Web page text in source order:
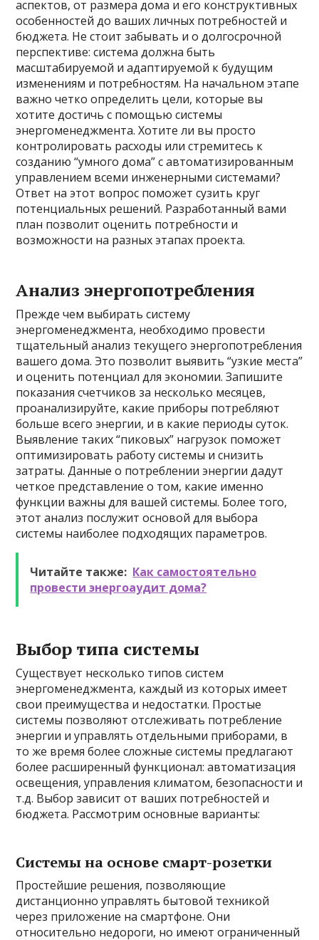
аспектов, от размера дома и его конструктивных
особенностей до ваших личных потребностей и
бюджета. Не стоит забывать и о долгосрочной
перспективе: система должна быть
масштабируемой и адаптируемой к будущим
изменениям и потребностям. На начальном этапе
важно четко определить цели, которые вы
хотите достичь с помощью системы
энергоменеджмента. Хотите ли вы просто
контролировать расходы или стремитесь к
созданию “умного дома” с автоматизированным
управлением всеми инженерными системами?
Ответ на этот вопрос поможет сузить круг
потенциальных решений. Разработанный вами
план позволит оценить потребности и
возможности на разных этапах проекта.
Анализ энергопотребления
Прежде чем выбирать систему
энергоменеджмента, необходимо провести
тщательный анализ текущего энергопотребления
вашего дома. Это позволит выявить “узкие места”
и оценить потенциал для экономии. Запишите
показания счетчиков за несколько месяцев,
проанализируйте, какие приборы потребляют
больше всего энергии, и в какие периоды суток.
Выявление таких “пиковых” нагрузок поможет
оптимизировать работу системы и снизить
затраты. Данные о потреблении энергии дадут
четкое представление о том, какие именно
функции важны для вашей системы. Более того,
этот анализ послужит основой для выбора
системы наиболее подходящих параметров.
Читайте также: Как самостоятельно
провести энергоаудит дома?
Выбор типа системы
Существует несколько типов систем
энергоменеджмента, каждый из которых имеет
свои преимущества и недостатки. Простые
системы позволяют отслеживать потребление
энергии и управлять отдельными приборами, в
то же время более сложные системы предлагают
более расширенный функционал: автоматизация
освещения, управления климатом, безопасности и
т.д. Выбор зависит от ваших потребностей и
бюджета. Рассмотрим основные варианты:
Системы на основе смарт-розетки
Простейшие решения, позволяющие
дистанционно управлять бытовой техникой
через приложение на смартфоне. Они
относительно недороги, но имеют ограниченный